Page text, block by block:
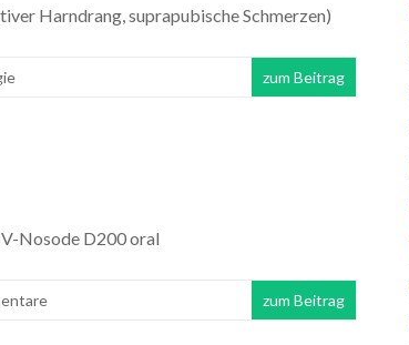
Harndrang, suprapubische Schmerzen)
zum Beitrag
Nosode D200 oral
zum Beitrag